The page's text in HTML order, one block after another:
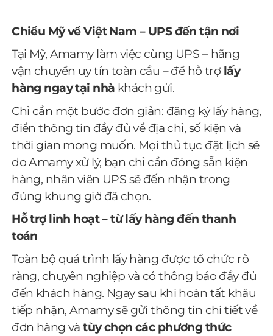
Chiều Mỹ về Việt Nam – UPS đến tận nơi
Tại Mỹ, Amamy làm việc cùng UPS – hãng
vận chuyển uy tín toàn cầu – để hỗ trợ lấy
hàng ngay tại nhà khách gửi.
Chỉ cần một bước đơn giản: đăng ký lấy hàng,
điền thông tin đầy đủ về địa chỉ, số kiện và
thời gian mong muốn. Mọi thủ tục đặt lịch sẽ
do Amamy xử lý, bạn chỉ cần đóng sẵn kiện
hàng, nhân viên UPS sẽ đến nhận trong
đúng khung giờ đã chọn.
Hỗ trợ linh hoạt – từ lấy hàng đến thanh
toán
Toàn bộ quá trình lấy hàng được tổ chức rõ
ràng, chuyên nghiệp và có thông báo đầy đủ
đến khách hàng. Ngay sau khi hoàn tất khâu
tiếp nhận, Amamy sẽ gửi thông tin chi tiết về
đơn hàng vàtùy chọn các phương thức